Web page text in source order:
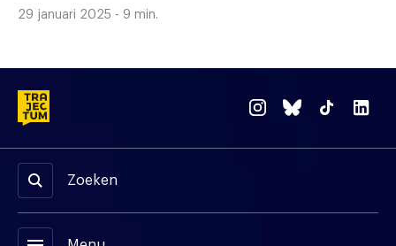
29 januari 2025 - 9 min.
Zoeken